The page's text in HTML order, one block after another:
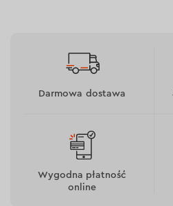
Poziomica jest wyposażona w
dokładności, co gwarantuje
potrzeby powtarzania
Darmowa dostawa
Wygodna płatność
online